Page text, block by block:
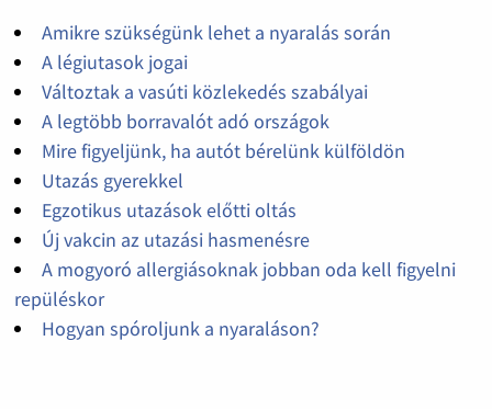
Amikre szükségünk lehet a nyaralás során
A légiutasok jogai
Változtak a vasúti közlekedés szabályai
A legtöbb borravalót adó országok
Mire figyeljünk, ha autót bérelünk külföldön
Utazás gyerekkel
Egzotikus utazások előtti oltás
Új vakcin az utazási hasmenésre
A mogyoró allergiásoknak jobban oda kell figyelni
repüléskor
Hogyan spóroljunk a nyaraláson?